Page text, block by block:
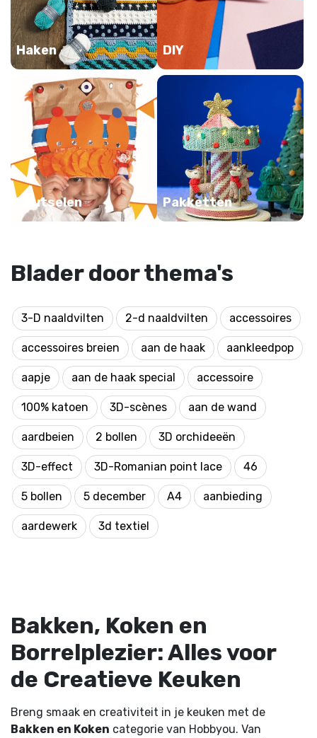
Haken DIY
Knutselen Pakketten
Blader door thema's
3-D naaldvilten 2-d naaldvilten accessoires
accessoires breien aan de haak aankleedpop
aapje aan de haak special accessoire
100% katoen 3D-scènes aan de wand
aardbeien 2 bollen 3D orchideeën
3D-effect 3D-Romanian point lace 46
5 bollen 5 december A4 aanbieding
aardewerk 3d textiel
Bakken, Koken en
Borrelplezier: Alles voor
de Creatieve Keuken
Breng smaak en creativiteit in je keuken met de
Bakken en Koken categorie van Hobbyou. Van